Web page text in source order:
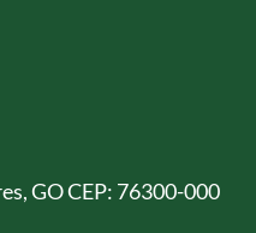
GO CEP: 76300-000